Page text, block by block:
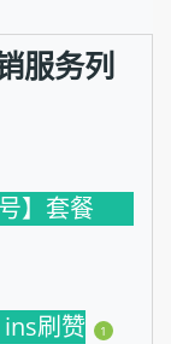
服务列
】套餐
刷赞 1